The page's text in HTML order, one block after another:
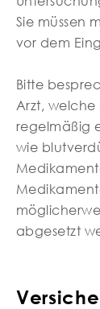
Sie müssen
vor dem
Bitte
Arzt,
regelmäßig
wie
abgesetzt